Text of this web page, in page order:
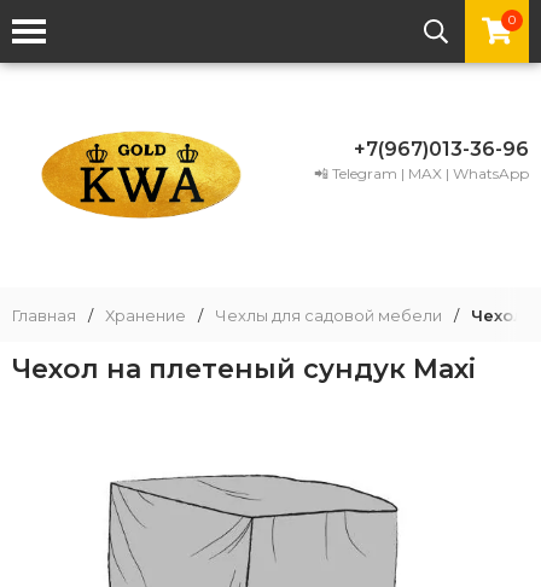
0
+7(967)013-36-96
📲 Telegram | MAX | WhatsApp
Главная / Хранение / Чехлы для садовой мебели / Чехол
Чехол на плетеный сундук Maxi